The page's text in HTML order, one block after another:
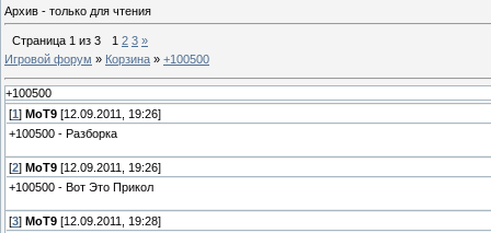
Архив - только для чтения
Страница 1 из 3 1 2 3 »
Игровой форум » Корзина » +100500
+100500
[1 ] MoT9 [12.09.2011, 19:26]
+100500 - Разборка
[2] MoT9 [12.09.2011, 19:26]
+100500 - Вот Это Прикол
[3] MoT9 [12.09.2011, 19:28]